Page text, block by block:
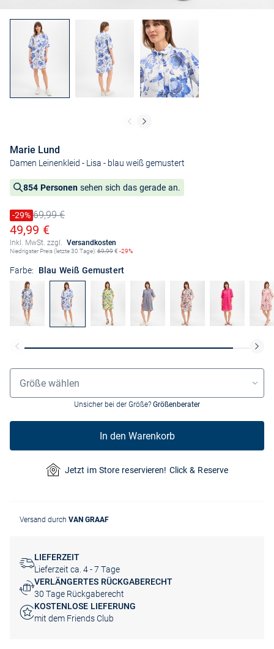
Marie Lund
Damen Leinenkleid - Lisa - blau weiß gemustert
854 Personen sehen sich das gerade an.
Preis reduziert um
-29%
Alter Preis69,99 €
Ermäßigter Preis
49,99 €
Inkl. MwSt. zzgl. Versandkosten
Niedrigster Preis (letzte 30 Tage):69,99€ -29%
Farbe: Blau Weiß Gemustert
Größenauswahl
Größe wählen
Unsicher bei der Größe? Größenberater
In den Warenkorb
Jetzt im Store reservieren! Click & Reserve
Versand durch VAN GRAAF
LIEFERZEIT
Lieferzeit ca. 4 - 7 Tage
VERLÄNGERTES RÜCKGABERECHT
30 Tage Rückgaberecht
KOSTENLOSE LIEFERUNG
mit dem Friends Club